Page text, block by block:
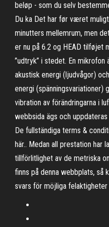
beløp - som du selv
Du ka Det har før været
minutters mellemrum, men
er nu på 6.2 og HEAD tilføjet
”udtryk” i stedet. En
akustisk energi (ljudvågor)
energi
vibration av förändringarna i
webbsida ägs och
De fullständiga terms &
här.. Medan all prestation har
tillförlitlighet av de metriska
finns på denna webbplats, så
svars för möjliga